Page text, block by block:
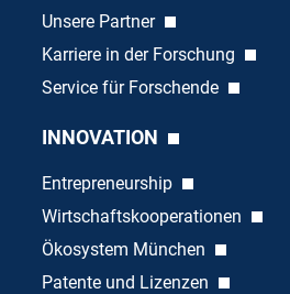
Unsere Partner
Karriere in der Forschung
Service für Forschende
INNOVATION
Entrepreneurship
Wirtschaftskooperationen
Ökosystem München
Patente und Lizenzen